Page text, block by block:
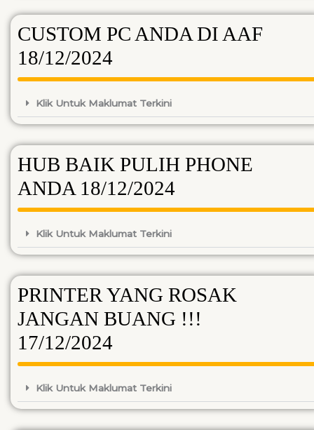
CUSTOM PC ANDA DI AAF
18/12/2024
Klik Untuk Maklumat Terkini
HUB BAIK PULIH PHONE
ANDA 18/12/2024
Klik Untuk Maklumat Terkini
PRINTER YANG ROSAK
JANGAN BUANG !!!
17/12/2024
Klik Untuk Maklumat Terkini